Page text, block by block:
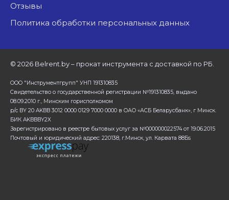
Отзывы
Политика обработки персональных данных
© 2026 Belrent.by – прокат инструмента с доставкой по РБ.
ООО "Инструментгрупп" УНП 191310835
Свидетельство о государственной регистрации №191310835, выдано
08.09.2010 г., Минским горисполкомом
р/с BY 20 AKBB 3012 0000 0129 7000 0000 в ОАО «АСБ Беларусбанк», г Минск.
БИК AKBBBY2X
Зарегистрировано в реестре бытовых услуг за №000000022574 от 19.06.2015
Почтовый и юридический адрес: 220138, г.Минск, ул. Карвата 88Бs